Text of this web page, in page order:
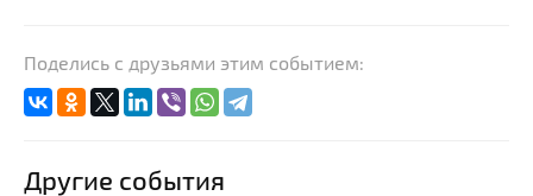
Поделись с друзьями этим событием:
Другие события